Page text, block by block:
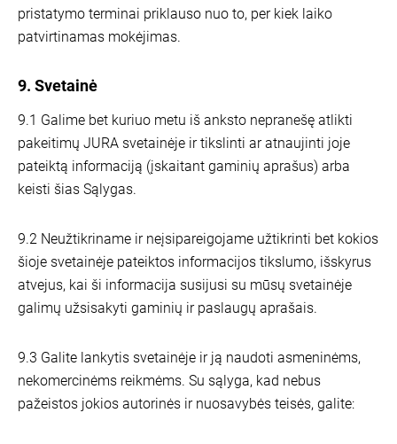
pristatymo terminai priklauso nuo to, per kiek laiko
patvirtinamas mokėjimas.
9. Svetainė
9.1 Galime bet kuriuo metu iš anksto nepranešę atlikti
pakeitimų JURA svetainėje ir tikslinti ar atnaujinti joje
pateiktą informaciją (įskaitant gaminių aprašus) arba
keisti šias Sąlygas.
9.2 Neužtikriname ir neįsipareigojame užtikrinti bet kokios
šioje svetainėje pateiktos informacijos tikslumo, išskyrus
atvejus, kai ši informacija susijusi su mūsų svetainėje
galimų užsisakyti gaminių ir paslaugų aprašais.
9.3 Galite lankytis svetainėje ir ją naudoti asmeninėms,
nekomercinėms reikmėms. Su sąlyga, kad nebus
pažeistos jokios autorinės ir nuosavybės teisės, galite: